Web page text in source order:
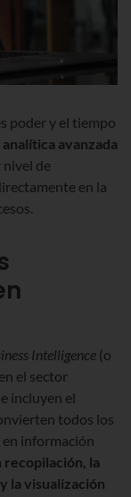
poder y el tiempo
avanzada
nivel de
en la
Intelligence (o
el sector
incluyen el
todos los
en información
recopilación, la
la visualización